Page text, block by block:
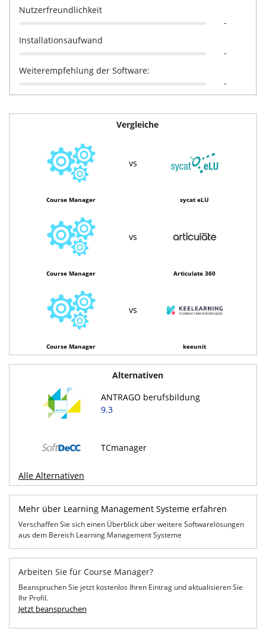
Nutzerfreundlichkeit
-
Installationsaufwand
-
Weiterempfehlung der Software:
-
Vergleiche
vs
Course Manager sycat eLU
vs
Course Manager Articulate 360
vs
Course Manager keeunit
Alternativen
ANTRAGO berufsbildung
9.3
TCmanager
Alle Alternativen
Mehr über Learning Management Systeme erfahren
Verschaffen Sie sich einen Überblick über weitere Softwarelösungen
aus dem Bereich Learning Management Systeme
Arbeiten Sie für Course Manager?
Beanspruchen Sie jetzt kostenlos Ihren Eintrag und aktualisieren Sie
Ihr Profil.
Jetzt beanspruchen